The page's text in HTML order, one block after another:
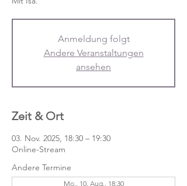
Anmeldung folgt
Andere Veranstaltungen
ansehen
Zeit & Ort
03. Nov. 2025, 18:30 – 19:30
Online-Stream
Andere Termine
Mo., 10. Aug., 18:30